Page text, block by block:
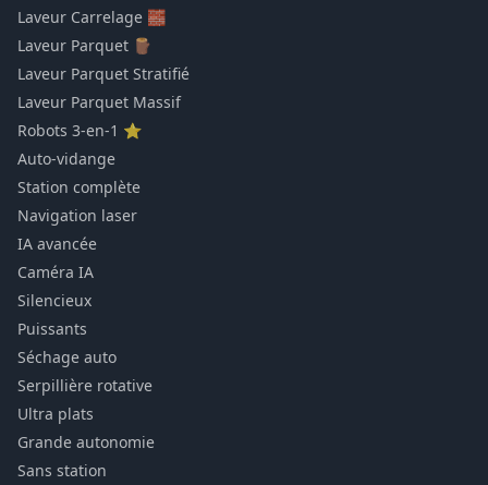
Laveur Carrelage 🧱
Laveur Parquet 🪵
Laveur Parquet Stratifié
Laveur Parquet Massif
Robots 3-en-1 ⭐
Auto-vidange
Station complète
Navigation laser
IA avancée
Caméra IA
Silencieux
Puissants
Séchage auto
Serpillière rotative
Ultra plats
Grande autonomie
Sans station